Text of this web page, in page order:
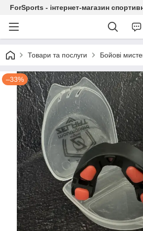
ForSports - інтернет-магазин
Товари та послуги Бойові
–33%